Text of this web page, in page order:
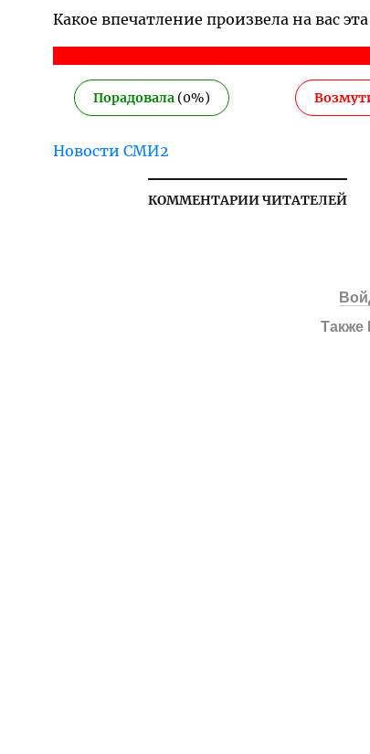
Какое впечатление произвела на вас
Порадовала (0%)
Новости СМИ2
КОММЕНТАРИИ ЧИТАТЕЛЕЙ
Также